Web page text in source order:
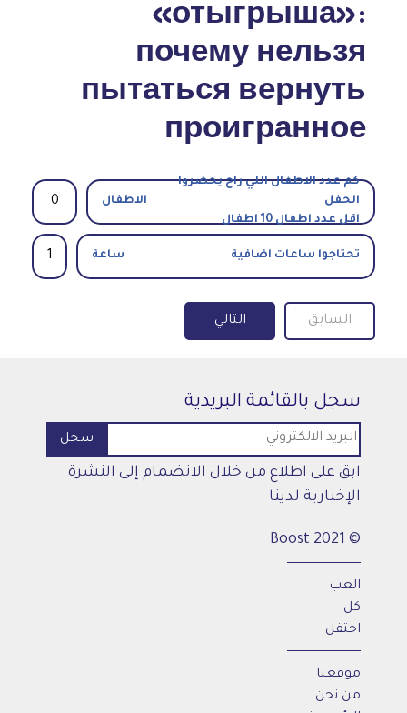
«отыгрыша»:
почему нельзя
пытаться вернуть
проигранное
كم عدد الاطفال اللي راح يحضروا
الحفل
اقل عدد اطفال 10 اطفال
الاطفال
تحتاجوا ساعات اضافية ساعة
السابق التالي
سجل بالقائمة البريدية
ابق على اطلاع من خلال الانضمام إلى النشرة
الإخبارية لدينا
© 2021 Boost
العب
كل
احتفل
موقعنا
من نحن